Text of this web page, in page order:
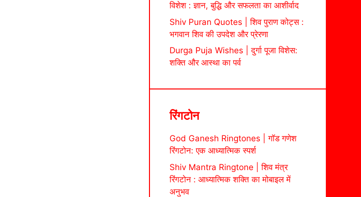
विशेश : ज्ञान, बुद्धि और सफलता का आशीर्वाद
Shiv Puran Quotes | शिव पुराण कोट्स :
भगवान शिव की उपदेश और प्रेरणा
Durga Puja Wishes | दुर्गा पूजा विशेस:
शक्ति और आस्था का पर्व
रिंगटोन
God Ganesh Ringtones | गॉड गणेश
रिंगटोन: एक आध्यात्मिक स्पर्श
Shiv Mantra Ringtone | शिव मंत्र
रिंगटोन : आध्यात्मिक शक्ति का मोबाइल में
अनुभव